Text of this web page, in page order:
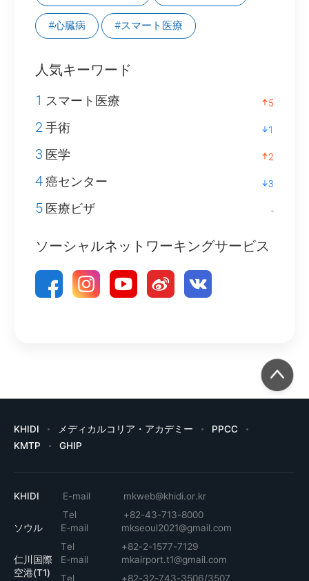
#心臓病 #スマート医療
人気キーワード
1 スマート医療 5
2手術 1
3 医学 2
4癌センター 3
5 医療ビザ -
ソーシャルネットワーキングサービス
KHIDI メディカルコリア・アカデミー
PPCC
KMTP
GHIP
KHIDI E-mail
mkweb@khidi.or.kr
Tel
+82-43-713-8000
ソウル
E-mail
mkseoul2021@gmail.com
Tel
+82-2-1577-7129
仁川国際
空港(T1)
E-mail
mkairport.t1@gmail.com
Tel
+82-32-743-3506/3507